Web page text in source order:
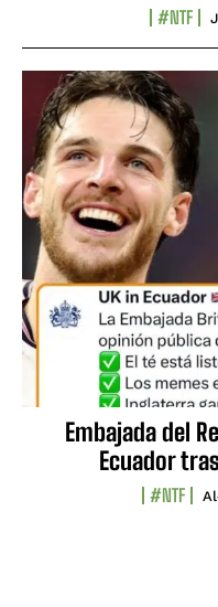
#NTF
Embajada del
Ecuador
#NTF